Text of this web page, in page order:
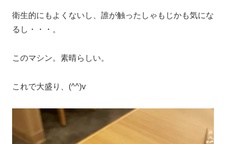
衛生的にもよくないし、誰が触ったしゃもじかも気にな
るし・・・。
このマシン。素晴らしい。
これで大盛り、(^^)v